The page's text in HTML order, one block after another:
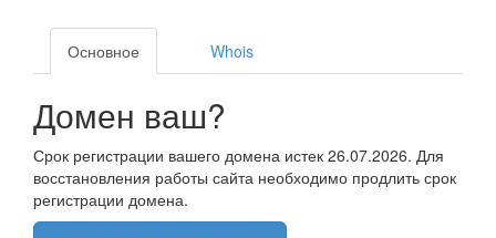
Основное Whois
Домен ваш?
Срок регистрации вашего домена истек 26.07.2026. Для
восстановления работы сайта необходимо продлить срок
регистрации домена.